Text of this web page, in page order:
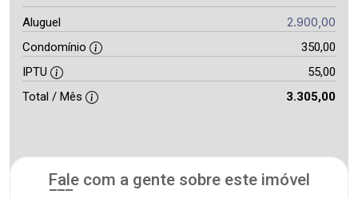
Aluguel 2.900,00
Condomínio
350,00
IPTU
55,00
Total / Mês
3.305,00
Fale com a gente sobre este imóvel